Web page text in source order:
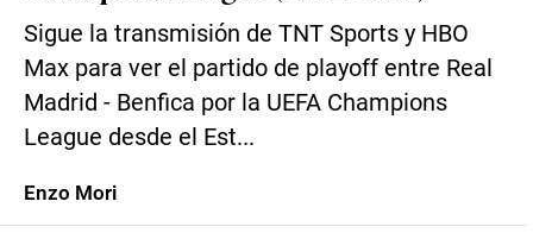
Sigue la transmisión de TNT Sports y HBO
Max para ver el partido de playoff entre Real
Madrid - Benfica por la UEFA Champions
League desde el Est...
Enzo Mori